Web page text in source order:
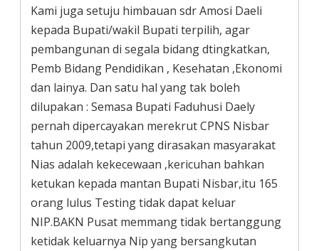
Kami juga setuju himbauan sdr Amosi Daeli
kepada Bupati/wakil Bupati terpilih, agar
pembangunan di segala bidang dtingkatkan,
Pemb Bidang Pendidikan , Kesehatan ,Ekonomi
dan lainya. Dan satu hal yang tak boleh
dilupakan : Semasa Bupati Faduhusi Daely
pernah dipercayakan merekrut CPNS Nisbar
tahun 2009,tetapi yang dirasakan masyarakat
Nias adalah kekecewaan ,kericuhan bahkan
ketukan kepada mantan Bupati Nisbar,itu 165
orang lulus Testing tidak dapat keluar
NIP.BAKN Pusat memmang tidak bertanggung
ketidak keluarnya Nip yang bersangkutan